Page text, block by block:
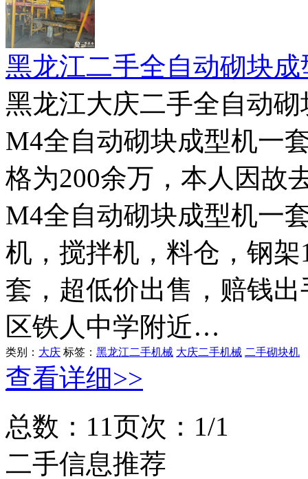
黑龙江二手全自动砌块
黑龙江大庆二手全自动
M4全自动砌块成型机一
格为200余万，本人因故
M4全自动砌块成型机一
机，搅拌机，料仓，钢
套，超低价出售，赔钱
区铁人中学附近…
类别： 大庆 标签： 黑龙江二手机械 大庆二手机械 二手砌块机
查看详细>>
总数：11页次：1/1
二手信息推荐